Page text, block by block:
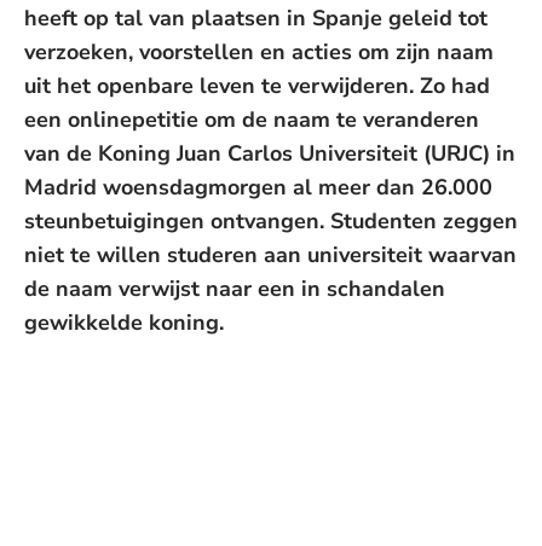
heeft op tal van plaatsen in Spanje geleid tot
verzoeken, voorstellen en acties om zijn naam
uit het openbare leven te verwijderen. Zo had
een onlinepetitie om de naam te veranderen
van de Koning Juan Carlos Universiteit (URJC) in
Madrid woensdagmorgen al meer dan 26.000
steunbetuigingen ontvangen. Studenten zeggen
niet te willen studeren aan universiteit waarvan
de naam verwijst naar een in schandalen
gewikkelde koning.